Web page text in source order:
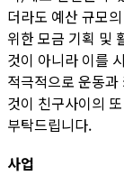
더라도 예산 규모
위한 모금 기획 및
것이 아니라 이를
적극적으로 운동
것이 친구사이의
부탁드립니다.
사업